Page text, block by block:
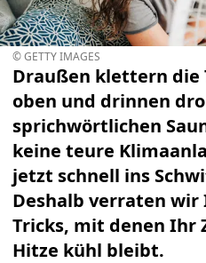
© GETTY IMAGES
Draußen klettern die
oben und drinnen
sprichwörtlichen
keine teure
jetzt schnell ins
Deshalb verraten
Tricks, mit denen Ihr
Hitze kühl bleibt.